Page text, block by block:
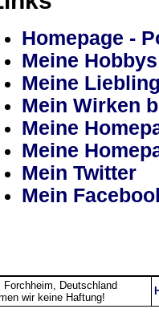
Homepage -
Meine Hobbys
Meine
Mein Wirken
Meine
Meine
Mein Twitter
Mein
Deutschland
wir keine Haftung!